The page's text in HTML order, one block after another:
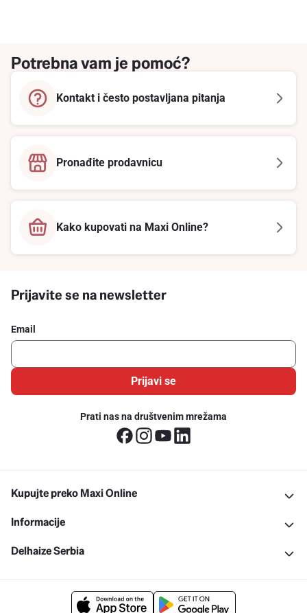
Potrebna vam je pomoć?
Kontakt i često postavljana pitanja
Pronađite prodavnicu
Kako kupovati na Maxi Online?
Prijavite se na newsletter
Email
Prijavi se
Prati nas na društvenim mrežama
Kupujte preko Maxi Online
Informacije
Delhaize Serbia